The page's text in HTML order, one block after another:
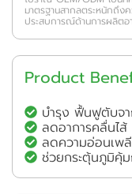
มาตรฐานสากลตระหนักถึ
ประสบการณ์ด้านการผลิตอ
Product
บำรุง ฟื้นฟูตับจ
ลดอาการคลื่นไ
ลดความอ่อนเพ
ช่วยกระตุ้นภูมิคุ้